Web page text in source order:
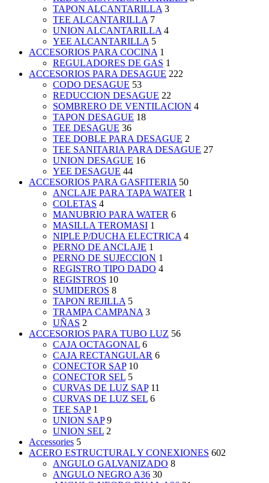
TAPON ALCANTARILLA 3
TEE ALCANTARILLA 7
UNION ALCANTARILLA 4
YEE ALCANTARILLA 5
ACCESORIOS PARA COCINA 1
REGULADORES DE GAS 1
ACCESORIOS PARA DESAGUE 222
CODO DESAGUE 53
REDUCCION DESAGUE 22
SOMBRERO DE VENTILACION 4
TAPON DESAGUE 18
TEE DESAGUE 36
TEE DOBLE PARA DESAGUE 2
TEE SANITARIA PARA DESAGUE 27
UNION DESAGUE 16
YEE DESAGUE 44
ACCESORIOS PARA GASFITERIA 50
ANCLAJE PARA TAPA WATER 1
COLETAS 4
MANUBRIO PARA WATER 6
MASILLA TEROMASI 1
NIPLE P/DUCHA ELECTRICA 4
PERNO DE ANCLAJE 1
PERNO DE SUJECCION 1
REGISTRO TIPO DADO 4
REGISTROS 10
SUMIDEROS 8
TAPON REJILLA 5
TRAMPA CAMPANA 3
UÑAS 2
ACCESORIOS PARA TUBO LUZ 56
CAJA OCTAGONAL 6
CAJA RECTANGULAR 6
CONECTOR SAP 10
CONECTOR SEL 5
CURVAS DE LUZ SAP 11
CURVAS DE LUZ SEL 6
TEE SAP 1
UNION SAP 9
UNION SEL 2
Accessories 5
ACERO ESTRUCTURAL Y CONEXIONES 602
ANGULO GALVANIZADO 8
ANGULO NEGRO A36 30